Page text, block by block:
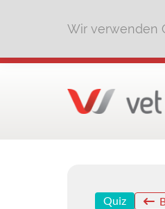
Wir verwenden
Quiz